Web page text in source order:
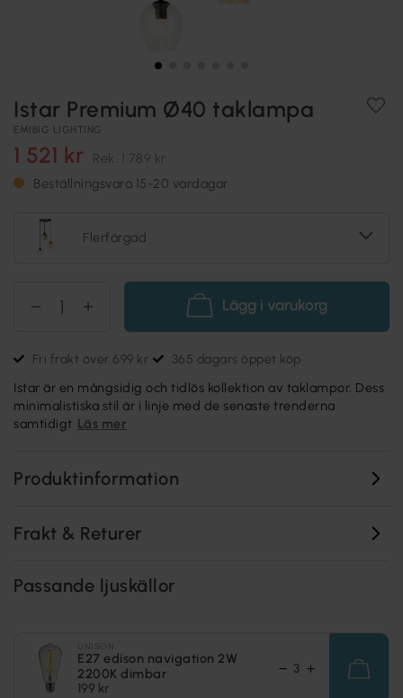
Istar Premium Ø40 taklampa
EMIBIG LIGHTING
1 521 kr Rek. 1 789 kr
Beställningsvara 15-20 vardagar
Flerfärgad
Lägg i varukorg
Fri frakt över 699 kr 365 dagars öppet köp
Istar är en mångsidig och tidlös kollektion av taklampor. Dess
minimalistiska stil är i linje med de senaste trenderna
samtidigt Läs mer
Produktinformation
Frakt & Returer
Passande ljuskällor
E27 edison navigation 2W
2200K dimbar
199 kr